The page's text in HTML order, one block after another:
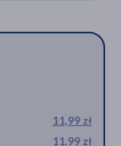
11,99 zł
11,99 zł